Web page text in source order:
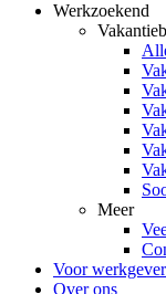
Werkzoekend
Meer
Voor
Over ons